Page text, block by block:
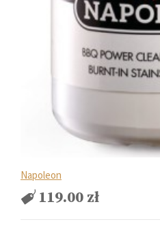
Napoleon
119.00 zł